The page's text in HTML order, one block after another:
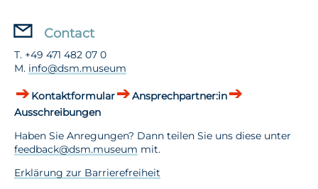
Contact
T. +49 471 482 07 0
M. info@dsm.museum
Kontaktformular
Ansprechpartner:in
Ausschreibungen
Haben Sie Anregungen? Dann teilen Sie uns diese unter
feedback@dsm.museum mit.
Erklärung zur Barrierefreiheit